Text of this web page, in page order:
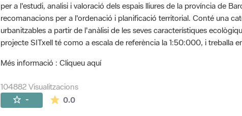
per a l'estudi, analisi i valoració dels espais lliures de la província de
recomanacions per a l'ordenació i planificació territorial. Conté una
urbanitzables a partir de l'anàlisi de les seves característiques
projecte SITxell té como a escala de referència la 1:50:000, i treballa
Més informació : Cliqueu aquí
104882 Visualitzacions
- 0.0La mitjana de les valoracions és de 0 estrelles de